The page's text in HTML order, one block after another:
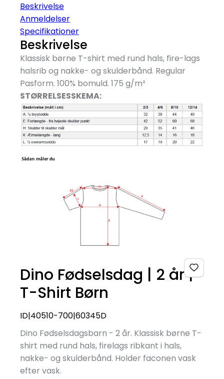
Beskrivelse
Anmeldelser
Specifikationer
Beskrivelse
Klassisk børne T-shirt med rund hals, fire-lags
halsrib og nakke- og skulderbånd. Regular
Pasform. 100% bomuld. 175 g/m²
STØRRELSESSKEMA:
Dino Fødselsdag | 2 år |
T-Shirt Børn
ID|40510-700|60345D
Dino Fødselsdagsbarn - 2 år. Klassisk børne T-
shirt med rund hals, firelags ribkant i hals,
nakke- og skulderbånd. Holder faconen vask
efter vask.